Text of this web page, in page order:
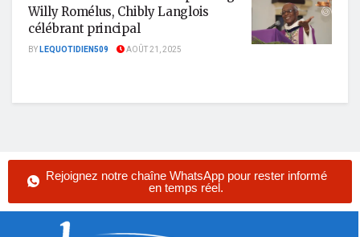
Willy Romélus, Chibly Langlois
célébrant principal
BYLEQUOTIDIEN509 AOÛT 21, 2025
Rejoignez notre chaîne WhatsApp pour rester informé
en temps réel.